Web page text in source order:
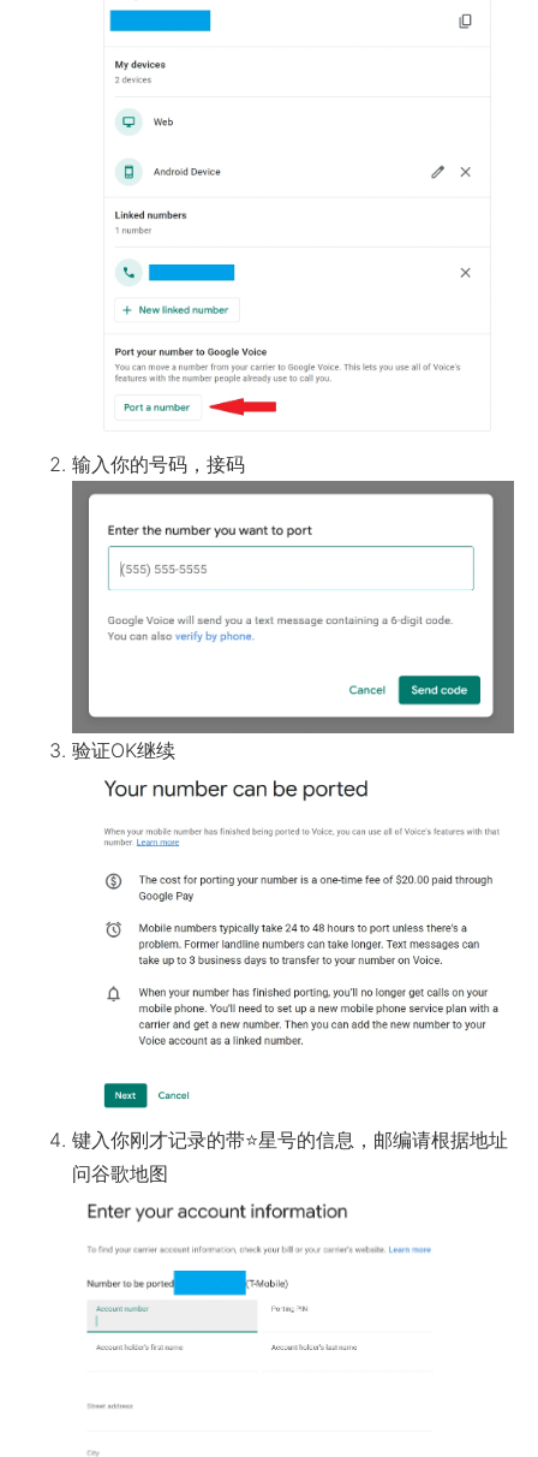
输入你的号码，接码
验证OK继续
键入你刚才记录的带⭐星号的信息，邮编请根据地址
问谷歌地图